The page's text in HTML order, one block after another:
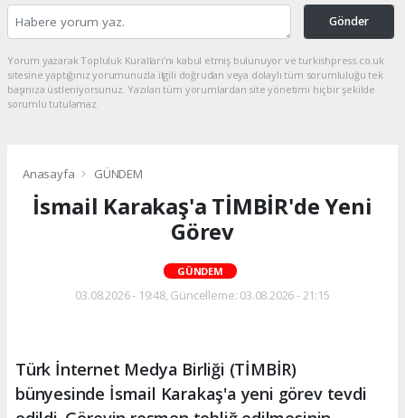
Gönder
Yorum yazarak Topluluk Kuralları’nı kabul etmiş bulunuyor ve turkishpress.co.uk
sitesine yaptığınız yorumunuzla ilgili doğrudan veya dolaylı tüm sorumluluğu tek
başınıza üstleniyorsunuz. Yazılan tüm yorumlardan site yönetimi hiçbir şekilde
sorumlu tutulamaz.
Anasayfa GÜNDEM
İsmail Karakaş'a TİMBİR'de Yeni
Görev
GÜNDEM
03.08.2026 - 19:48, Güncelleme: 03.08.2026 - 21:15
Türk İnternet Medya Birliği (TİMBİR)
bünyesinde İsmail Karakaş'a yeni görev tevdi